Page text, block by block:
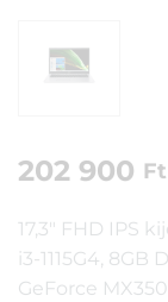
202 900 Ft
17,3″ FHD IPS
i3-1115G4, 8GB
GeForce MX350